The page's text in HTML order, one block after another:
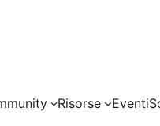
Risorse Eventi